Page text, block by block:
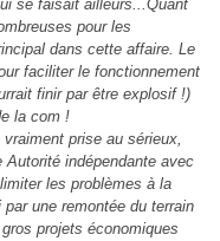
se faisait ailleurs...Quant
pour les
dans cette affaire. Le
faciliter le fonctionnement
finir par être explosif !)
la com !
prise au sérieux,
indépendante avec
les problèmes à la
une remontée du terrain
projets économiques